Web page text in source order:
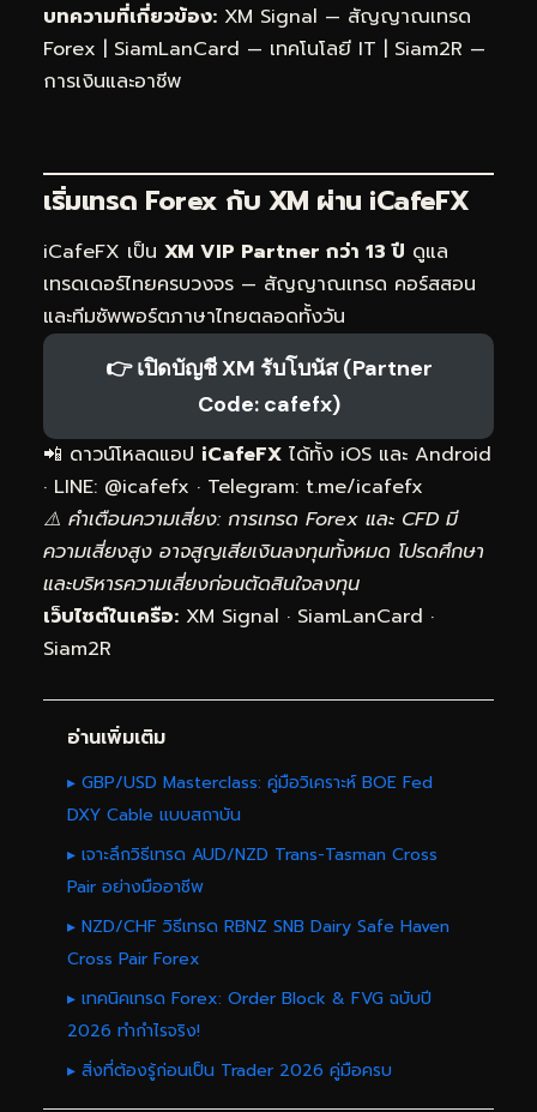
บทความที่เกี่ยวข้อง: XM Signal — สัญญาณเทรด
Forex
SiamLanCard — เทคโนโลยี IT
Siam2R —
การเงินและอาชีพ
เริ่มเทรด Forex กับ XM ผ่าน iCafeFX
iCafeFX เป็น XM VIP Partner กว่า 13 ปี ดูแล
เทรดเดอร์ไทยครบวงจร — สัญญาณเทรด คอร์สสอน
และทีมซัพพอร์ตภาษาไทยตลอดทั้งวัน
👉 เปิดบัญชี XM รับโบนัส (Partner
Code: cafefx)
📲 ดาวน์โหลดแอป iCafeFX ได้ทั้ง iOS และ Android
· LINE: @icafefx · Telegram: t.me/icafefx
⚠️ คำเตือนความเสี่ยง: การเทรด Forex และ CFD มี
ความเสี่ยงสูง อาจสูญเสียเงินลงทุนทั้งหมด โปรดศึกษา
และบริหารความเสี่ยงก่อนตัดสินใจลงทุน
เว็บไซต์ในเครือ: XM Signal · SiamLanCard ·
Siam2R
อ่านเพิ่มเติม
▸ GBP/USD Masterclass: คู่มือวิเคราะห์ BOE Fed
DXY Cable แบบสถาบัน
▸ เจาะลึกวิธีเทรด AUD/NZD Trans-Tasman Cross
Pair อย่างมืออาชีพ
▸ NZD/CHF วิธีเทรด RBNZ SNB Dairy Safe Haven
Cross Pair Forex
▸ เทคนิคเทรด Forex: Order Block & FVG ฉบับปี
2026 ทำกำไรจริง!
▸ สิ่งที่ต้องรู้ก่อนเป็น Trader 2026 คู่มือครบ